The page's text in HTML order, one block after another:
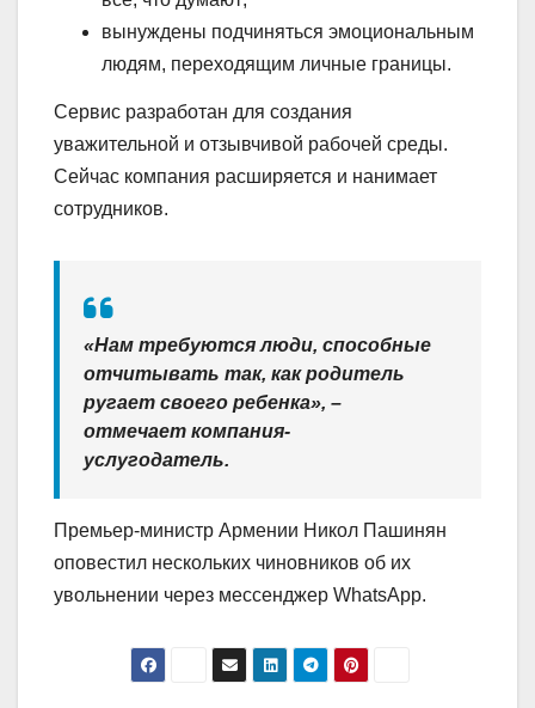
вынуждены подчиняться эмоциональным
людям, переходящим личные границы.
Сервис разработан для создания
уважительной и отзывчивой рабочей среды.
Сейчас компания расширяется и нанимает
сотрудников.
«Нам требуются люди, способные
отчитывать так, как родитель
ругает своего ребенка», –
отмечает компания-
услугодатель.
Премьер-министр Армении Никол Пашинян
оповестил нескольких чиновников об их
увольнении через мессенджер WhatsApp.